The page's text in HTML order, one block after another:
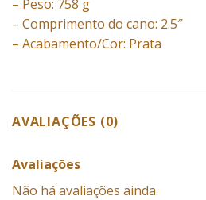
– Peso: 758 g
– Comprimento do cano: 2.5″
– Acabamento/Cor: Prata
AVALIAÇÕES (0)
Avaliações
Não há avaliações ainda.